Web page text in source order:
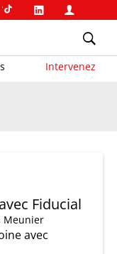
Intervenez
Fiducial
Meunier
avec